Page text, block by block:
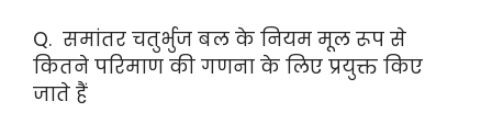
Q. समांतर चतुर्भुज बल के नियम मूल रूप से
कितने परिमाण की गणना के लिए प्रयुक्त किए
जाते हैं